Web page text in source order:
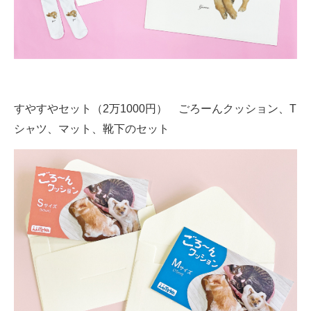
すやすやセット（2万1000円） ごろーんクッション、T
シャツ、マット、靴下のセット